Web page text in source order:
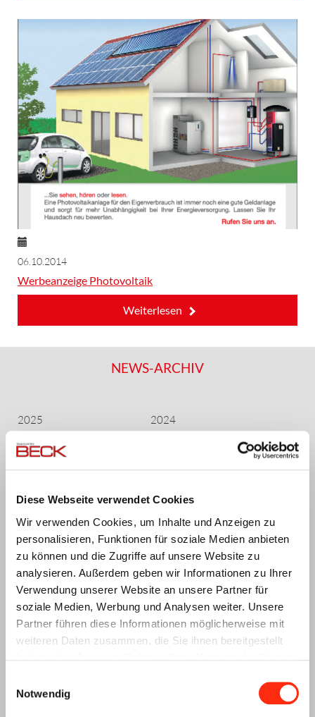
Diese Webseite verwendet Cookies
Wir verwenden Cookies, um Inhalte und Anzeigen zu
personalisieren, Funktionen für soziale Medien anbieten
zu können und die Zugriffe auf unsere Website zu
analysieren. Außerdem geben wir Informationen zu Ihrer
Verwendung unserer Website an unsere Partner für
soziale Medien, Werbung und Analysen weiter. Unsere
Partner führen diese Informationen möglicherweise mit
weiteren Daten zusammen, die Sie ihnen bereitgestellt
Notwendig
06.10.2014
Werbeanzeige Photovoltaik
Weiterlesen
NEWS-ARCHIV
2025
Juli 2025(3 Einträge)
Juni 2025(4 Einträge)
April 2025(7 Einträge)
März 2025(2 Einträge)
Februar 2025(5 Einträge)
Januar 2025(3 Einträge)
2024
(4 Einträge)
Oktober 2024(3 Einträge)
August 2024
Juli 2024 (3 Einträge)
Mai 2024(5 Einträge)
April 2024(4 Einträge)
März 2024(5 Einträge)
Februar 2024 (3 Einträge)
Januar 2024(3 Einträge)
2023
September 2023
2022
(3 Einträge)
(3 Einträge)
(6 Einträge)